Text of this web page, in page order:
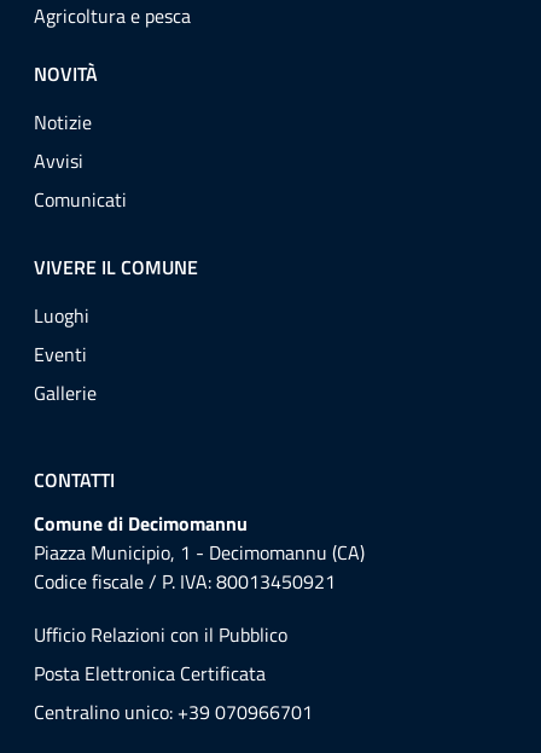
Agricoltura e pesca
NOVITÀ
Notizie
Avvisi
Comunicati
VIVERE IL COMUNE
Luoghi
Eventi
Gallerie
CONTATTI
Comune di Decimomannu
Piazza Municipio, 1 - Decimomannu (CA)
Codice fiscale / P. IVA: 80013450921
Ufficio Relazioni con il Pubblico
Posta Elettronica Certificata
Centralino unico: +39 070966701